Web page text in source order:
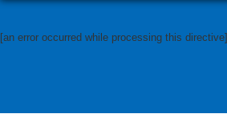
[an error occurred while processing this directive]